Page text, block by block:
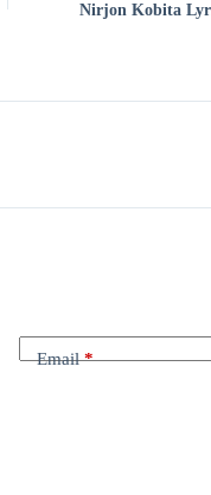
Nirjon Kobita
Email*